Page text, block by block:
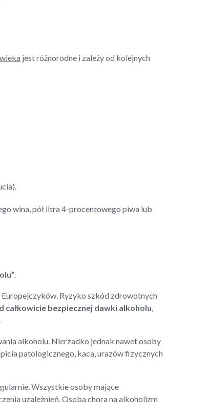
jest różnorodne i zależy od kolejnych
wina, pół litra 4-procentowego piwa lub
.
Ryzyko szkód zdrowotnych
całkowicie bezpiecznej dawki alkoholu,
alkoholu. Nierzadko jednak nawet osoby
patologicznego, kaca, urazów fizycznych
Wszystkie osoby mające
uzależnień. Osoba chora na alkoholizm